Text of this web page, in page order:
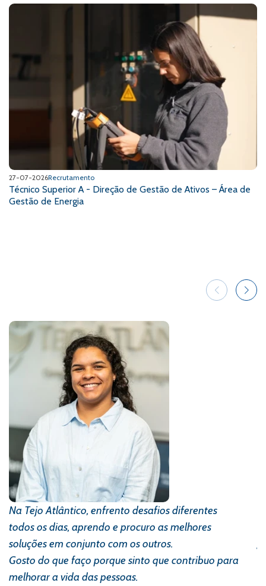
27-07-2026Recrutamento
Técnico Superior A - Direção de Gestão de Ativos – Área de
Gestão de Energia
Na Tejo Atlântico, enfrento desafios diferentes
todos os dias, aprendo e procuro as melhores
soluções em conjunto com os outros.
Gosto do que faço porque sinto que contribuo para
melhorar a vida das pessoas.